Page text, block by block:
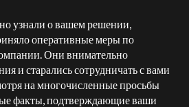
узнали о вашем решении,
оперативные меры по
Они внимательно
и старались сотрудничать с вами
на многочисленные просьбы
факты, подтверждающие ваши